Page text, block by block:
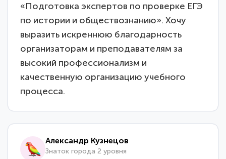
«Подготовка экспертов по проверке ЕГЭ
по истории и обществознанию». Хочу
выразить искреннюю благодарность
организаторам и преподавателям за
высокий профессионализм и
качественную организацию учебного
процесса.
Александр Кузнецов
Знаток города 2 уровня